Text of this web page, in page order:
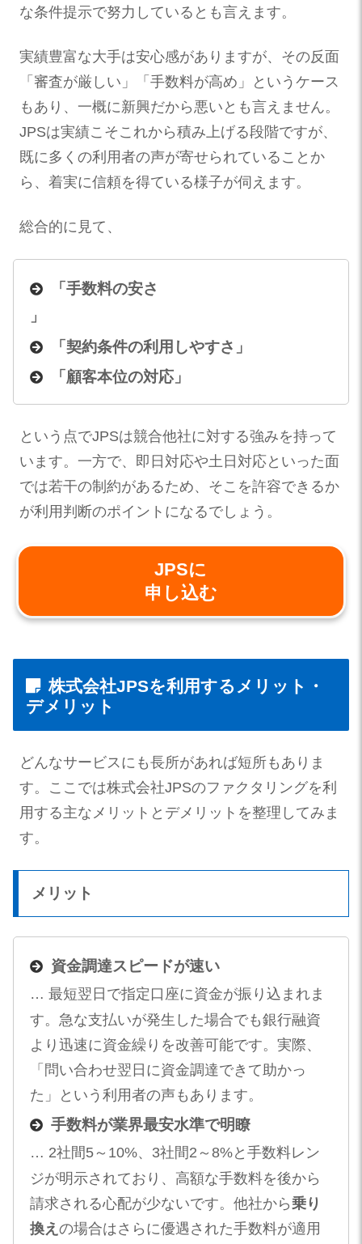
な条件提示で努力しているとも言えます。
実績豊富な大手は安心感がありますが、その反面
「審査が厳しい」「手数料が高め」というケース
もあり、一概に新興だから悪いとも言えません。
JPSは実績こそこれから積み上げる段階ですが、
既に多くの利用者の声が寄せられていることか
ら、着実に信頼を得ている様子が伺えます。
総合的に見て、
「手数料の安さ
」
「契約条件の利用しやすさ」
「顧客本位の対応」
という点でJPSは競合他社に対する強みを持って
います。一方で、即日対応や土日対応といった面
では若干の制約があるため、そこを許容できるか
が利用判断のポイントになるでしょう。
JPSに
申し込む
株式会社JPSを利用するメリット・
デメリット
どんなサービスにも長所があれば短所もありま
す。ここでは株式会社JPSのファクタリングを利
用する主なメリットとデメリットを整理してみま
す。
メリット
資金調達スピードが速い
… 最短翌日で指定口座に資金が振り込まれま
す。急な支払いが発生した場合でも銀行融資
より迅速に資金繰りを改善可能です。実際、
「問い合わせ翌日に資金調達できて助かっ
た」という利用者の声もあります。
手数料が業界最安水準で明瞭
… 2社間5～10%、3社間2～8%と手数料レン
ジが明示されており、高額な手数料を後から
請求される心配が少ないです。他社から乗り
換え の場合はさらに優遇された手数料が適用